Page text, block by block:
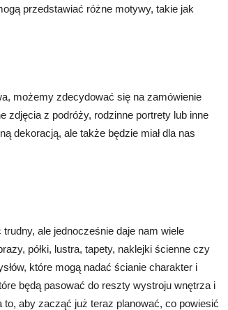
przedstawiać różne motywy, takie jak
możemy zdecydować się na zamówienie
zdjęcia z podróży, rodzinne portrety lub inne
dekoracją, ale także będzie miał dla nas
ale jednocześnie daje nam wiele
półki, lustra, tapety, naklejki ścienne czy
które mogą nadać ścianie charakter i
będą pasować do reszty wystroju wnętrza i
aby zacząć już teraz planować, co powiesić